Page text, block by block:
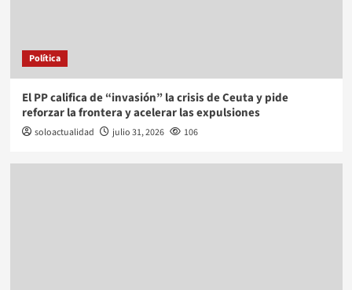
Política
El PP califica de “invasión” la crisis de Ceuta y pide
reforzar la frontera y acelerar las expulsiones
soloactualidad julio 31, 2026 106